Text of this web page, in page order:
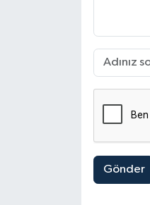
Gönder